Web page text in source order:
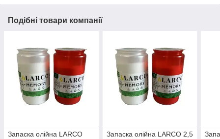
Подібні товари компанії
Запаска олійна LARCO
Запаска олійна LARCO 2,5